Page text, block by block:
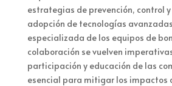
estrategias de prevención, control y
adopción de tecnologías
especializada de los equipos de
colaboración se vuelven
participación y educación de las
esencial para mitigar los impactos